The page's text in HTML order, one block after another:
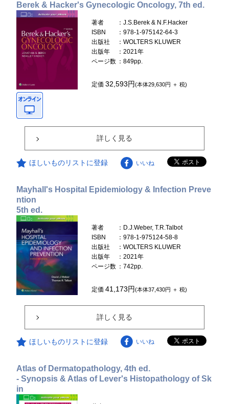
Berek & Hacker's Gynecologic Oncology, 7th ed.
著者
：J.S.Berek & N.F.Hacker
ISBN
：978-1-975142-64-3
出版社
：WOLTERS KLUWER
出版年
：2021年
ページ数 ：849pp.
定価32,593円(本体29,630円 ＋ 税)
詳しく見る
ほしいものリストに登録 いいね
Mayhall's Hospital Epidemiology & Infection Preve
ntion
5th ed.
著者
：D.J.Weber, T.R.Talbot
ISBN
：978-1-975124-58-8
出版社
：WOLTERS KLUWER
出版年
：2021年
ページ数 ：742pp.
定価41,173円(本体37,430円 ＋ 税)
詳しく見る
ほしいものリストに登録 いいね
Atlas of Dermatopathology, 4th ed.
- Synopsis & Atlas of Lever's Histopathology of Sk
in